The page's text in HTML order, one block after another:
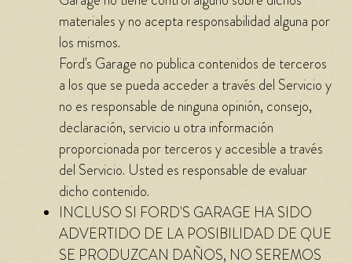
materiales y no acepta responsabilidad alguna por
los mismos.
Ford's Garage no publica contenidos de terceros
a los que se pueda acceder a través del Servicio y
no es responsable de ninguna opinión, consejo,
declaración, servicio u otra información
proporcionada por terceros y accesible a través
del Servicio. Usted es responsable de evaluar
dicho contenido.
INCLUSO SI FORD'S GARAGE HA SIDO
ADVERTIDO DE LA POSIBILIDAD DE QUE
SE PRODUZCAN DAÑOS, NO SEREMOS